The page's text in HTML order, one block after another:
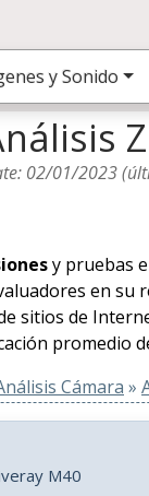
y Sonido
02/01/2023
y pruebas
en su
sitios de
promedio
Cámara »
M40